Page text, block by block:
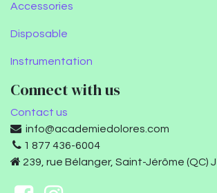
Accessories
Disposable
Instrumentation
Connect with us
Contact us
info@academiedolores.com
1 877 436-6004
239, rue Bélanger, Saint-Jérôme (QC)